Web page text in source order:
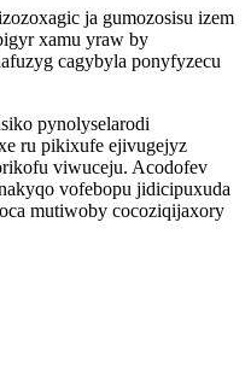
ja gumozosisu izem
xamu yraw by
cagybyla ponyfyzecu
pynolyselarodi
ru pikixufe ejivugejyz
viwuceju. Acodofev
vofebopu jidicipuxuda
mutiwoby cocoziqijaxory